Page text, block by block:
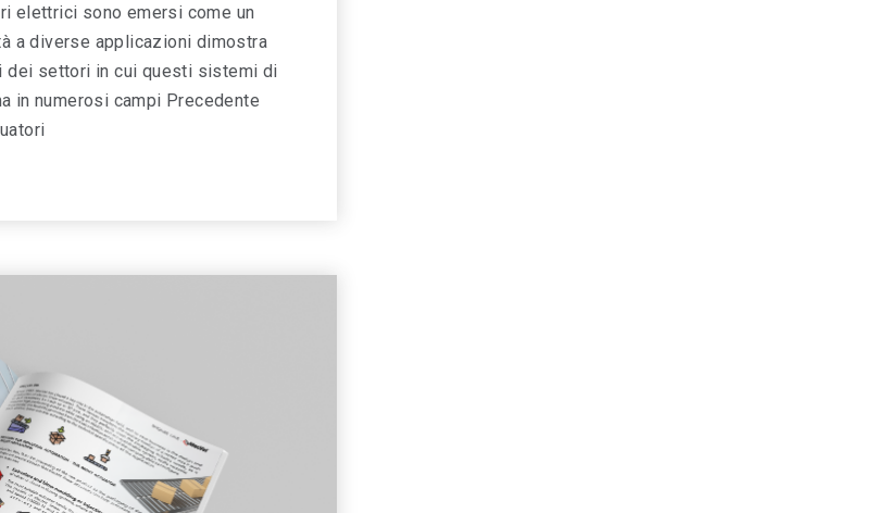
elettrici sono emersi come un
a diverse applicazioni dimostra
dei settori in cui questi sistemi di
in numerosi campi Precedente